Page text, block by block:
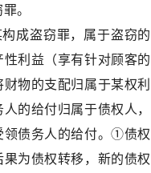
。
成盗窃罪，属于盗窃的
利益（享有针对顾客的
物的支配归属于某权利
的给付归属于债权人，
领债务人的给付。①债权
为债权转移，新的债权